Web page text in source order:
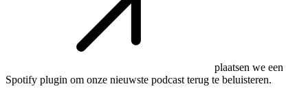
plaatsen we een
Spotify plugin om onze nieuwste podcast terug te beluisteren.